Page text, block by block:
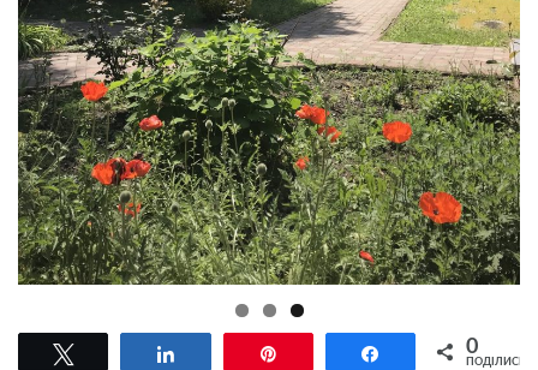
Поділитися Поділитися
0
ПОДІЛИСЬ